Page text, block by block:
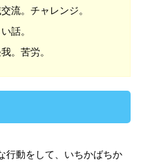
流。チャレンジ。
話。
。苦労。
行動をして、いちかばちか